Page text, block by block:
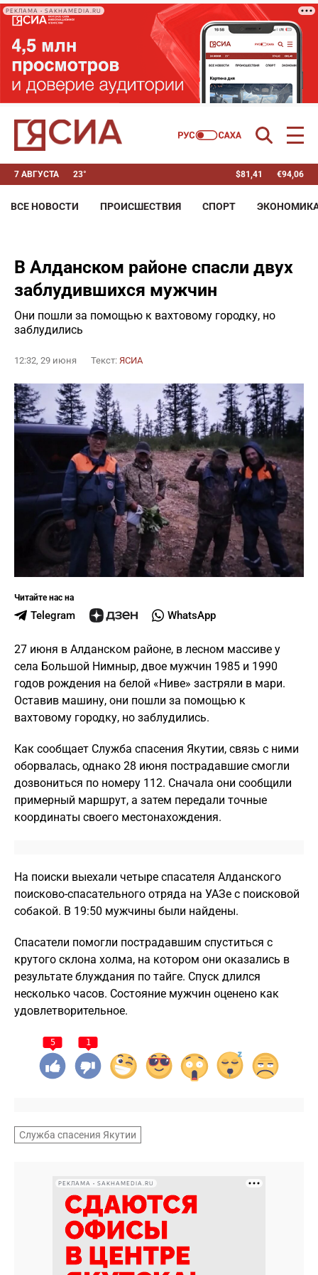
РЕКЛАМА • SAKHAMEDIA.RU
7 АВГУСТА 23° $81,41 €94,06
ВСЕ НОВОСТИ ПРОИСШЕСТВИЯ СПОРТ
В Алданском районе спасли двух
заблудившихся мужчин
Они пошли за помощью к вахтовому городку, но
заблудились
12:32, 29 июня Текст: ЯСИА
Читайте нас на
Telegram WhatsApp
27 июня в Алданском районе, в лесном массиве у
села Большой Нимныр, двое мужчин 1985 и 1990
годов рождения на белой «Ниве» застряли в мари.
Оставив машину, они пошли за помощью к
вахтовому городку, но заблудились.
Как сообщает Служба спасения Якутии, связь с ними
оборвалась, однако 28 июня пострадавшие смогли
дозвониться по номеру 112. Сначала они сообщили
примерный маршрут, а затем передали точные
координаты своего местонахождения.
На поиски выехали четыре спасателя Алданского
поисково-спасательного отряда на УАЗе с поисковой
собакой. В 19:50 мужчины были найдены.
Спасатели помогли пострадавшим спуститься с
крутого склона холма, на котором они оказались в
результате блуждания по тайге. Спуск длился
несколько часов. Состояние мужчин оценено как
удовлетворительное.
5 1
Служба спасения Якутии
РЕКЛАМА • SAKHAMEDIA.RU